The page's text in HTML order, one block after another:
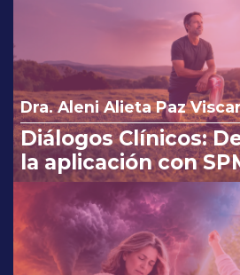
Dra. Aleni Alieta Paz
Diálogos Clínicos:
la aplicación con
Osteoartritis